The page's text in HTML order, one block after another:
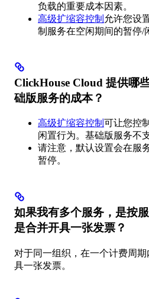
负载的重要成本因素。
高级扩缩容控制 允许您设
制服务在空闲期间的暂停/
ClickHouse Cloud 提供哪
础版服务的成本？
高级扩缩容控制 可让您控
闲置行为。基础版服务不
请注意，默认设置会在服
暂停。
如果我有多个服务，是按
是合并开具一张发票？
对于同一组织，在一个计费周
具一张发票。